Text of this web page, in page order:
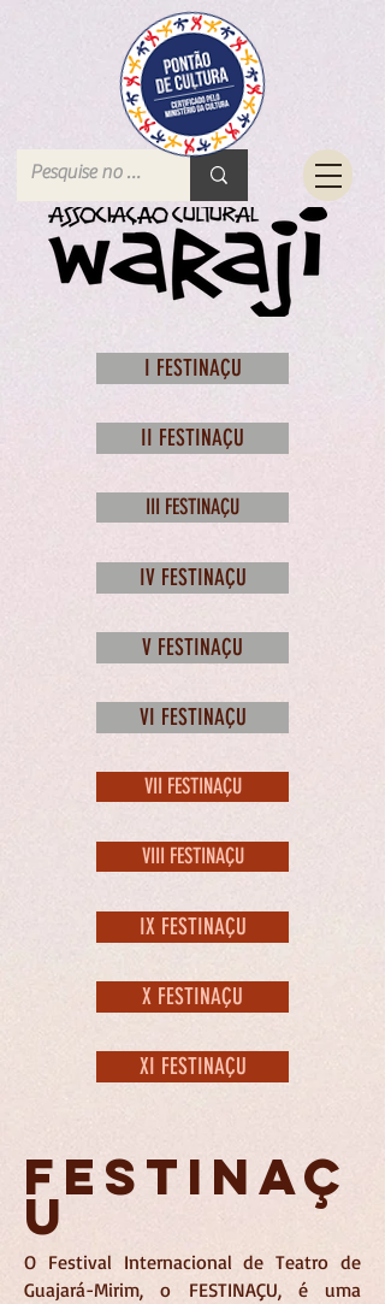
I FESTINAÇU
II FESTINAÇU
III FESTINAÇU
IV FESTINAÇU
V FESTINAÇU
VI FESTINAÇU
VII FESTINAÇU
VIII FESTINAÇU
IX FESTINAÇU
X FESTINAÇU
XI FESTINAÇU
FESTINAç
u
O Festival Internacional de Teatro de
Guajará-Mirim, o FESTINAÇU, é uma